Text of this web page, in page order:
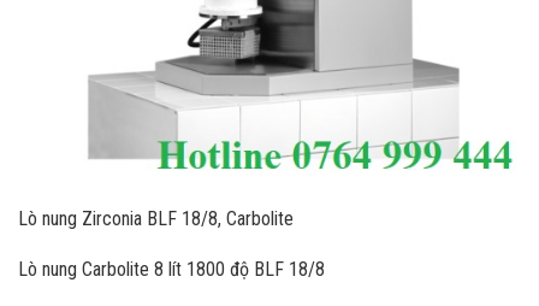
Lò nung Zirconia BLF 18/8, Carbolite
Lò nung Carbolite 8 lít 1800 độ BLF 18/8